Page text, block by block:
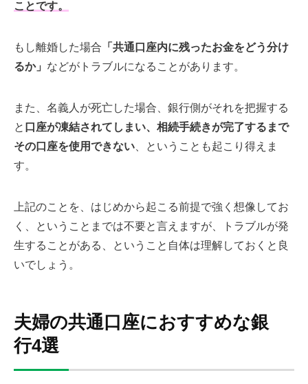
ことです。
もし離婚した場合 「共通口座内に残ったお金をどう分け
るか」 などがトラブルになることがあります。
また、名義人が死亡した場合、銀行側がそれを把握する
と 口座が凍結されてしまい、相続手続きが完了するまで
その口座を使用できない 、ということも起こり得えま
す。
上記のことを、はじめから起こる前提で強く想像してお
く、ということまでは不要と言えますが、トラブルが発
生することがある、ということ自体は理解しておくと良
いでしょう。
夫婦の共通口座におすすめな銀
行4選